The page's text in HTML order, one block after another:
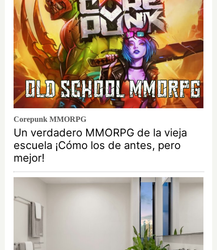
Corepunk MMORPG
Un verdadero MMORPG de la vieja
escuela ¡Cómo los de antes, pero
mejor!